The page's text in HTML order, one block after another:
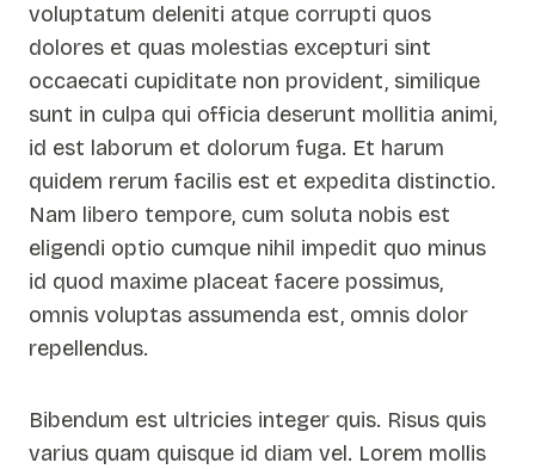
voluptatum deleniti atque corrupti quos
dolores et quas molestias excepturi sint
occaecati cupiditate non provident, similique
sunt in culpa qui officia deserunt mollitia animi,
id est laborum et dolorum fuga. Et harum
quidem rerum facilis est et expedita distinctio.
Nam libero tempore, cum soluta nobis est
eligendi optio cumque nihil impedit quo minus
id quod maxime placeat facere possimus,
omnis voluptas assumenda est, omnis dolor
repellendus.
Bibendum est ultricies integer quis. Risus quis
varius quam quisque id diam vel. Lorem mollis